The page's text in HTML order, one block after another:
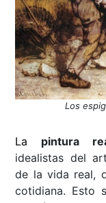
Los
La pintura
idealistas del
de la vida real,
cotidiana. Esto